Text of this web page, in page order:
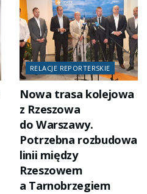
RELACJE REPORTERSKIE
Nowa trasa kolejowa
z Rzeszowa
do Warszawy.
Potrzebna rozbudowa
linii między
Rzeszowem
a Tarnobrzegiem